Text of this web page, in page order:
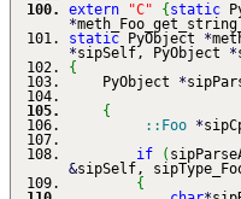
extern
"C" { static
*
static PyObject *
*sipSelf, PyObject *
{
PyObject *
{
:: Foo *
if
(
&sipSelf,
{